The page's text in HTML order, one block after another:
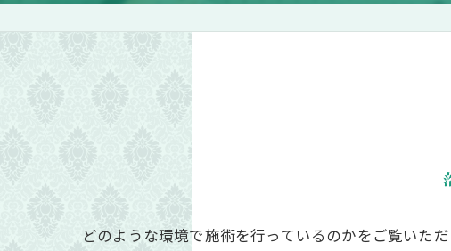
どのような環境で施術を行っているのかをご覧いた